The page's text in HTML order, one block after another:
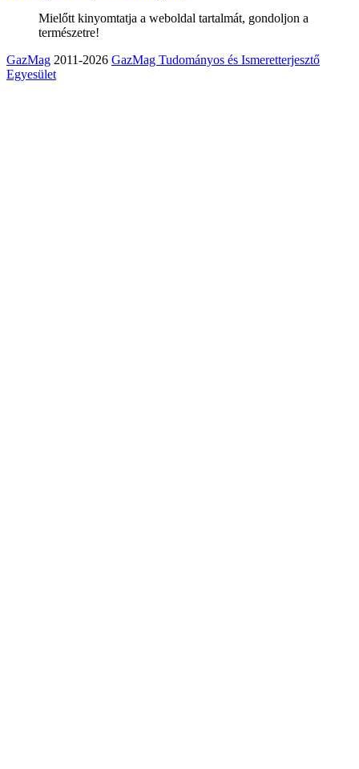
Mielőtt kinyomtatja a weboldal tartalmát, gondoljon a
természetre!
GazMag 2011-2026 GazMag Tudományos és Ismeretterjesztő
Egyesület